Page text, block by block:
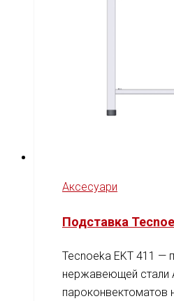
Аксесуари
Подставка
Tecnoeka EKT 411 —
нержавеющей стали
пароконвектоматов